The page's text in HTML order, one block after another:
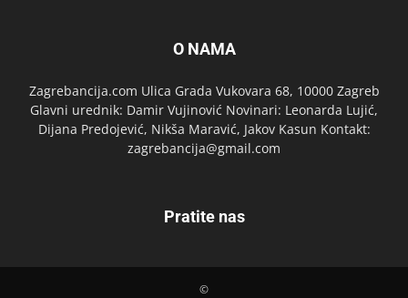
O NAMA
Zagrebancija.com Ulica Grada Vukovara 68, 10000 Zagreb
Glavni urednik: Damir Vujinović Novinari: Leonarda Lujić,
Dijana Predojević, Nikša Maravić, Jakov Kasun Kontakt:
zagrebancija@gmail.com
Pratite nas
©